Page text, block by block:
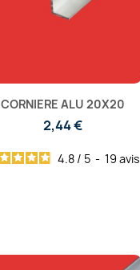
CORNIERE ALU 20X20
2,44 €
4.8 / 5 - 19 avis